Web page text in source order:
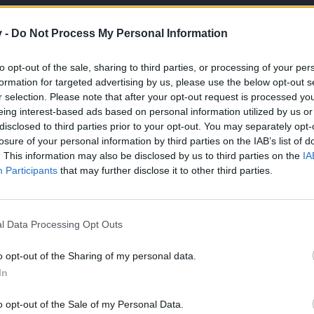
- Do Not Process My Personal Information
opt-out of the sale, sharing to third parties, or processing of your
for targeted advertising by us, please use the below opt-out
selection. Please note that after your opt-out request is processed
interest-based ads based on personal information utilized by us
to third parties prior to your opt-out. You may separately
of your personal information by third parties on the IAB’s list of
This information may also be disclosed by us to third parties on the
Participants that may further disclose it to other third parties.
Data Processing Opt Outs
opt-out of the Sharing of my personal data.
opt-out of the Sale of my Personal Data.
die Rune, also wenn die sonst so unnötig für dich ist
ehemaligen (bzw. fortwährenden) Sonder-Steine nicht bei der
gewollt ist oder nicht.